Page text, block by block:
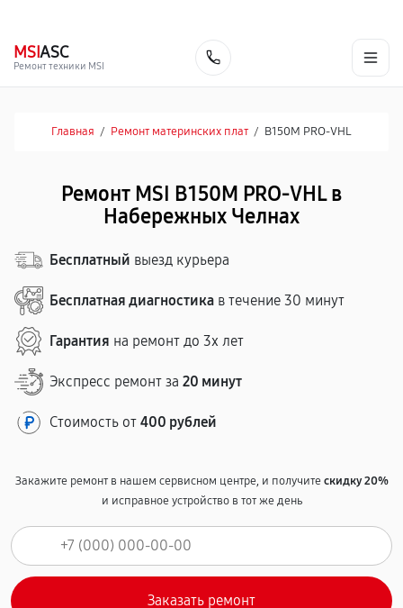
MSIASC
Ремонт техники MSI
Главная / Ремонт материнских плат / B150M PRO-VHL
Ремонт MSI B150M PRO-VHL в
Набережных Челнах
Бесплатный выезд курьера
Бесплатная диагностика в течение 30 минут
Гарантия на ремонт до 3х лет
Экспресс ремонт за 20 минут
Стоимость от 400 рублей
Закажите ремонт в нашем сервисном центре, и получитескидку 20%
и исправное устройство в тот же день